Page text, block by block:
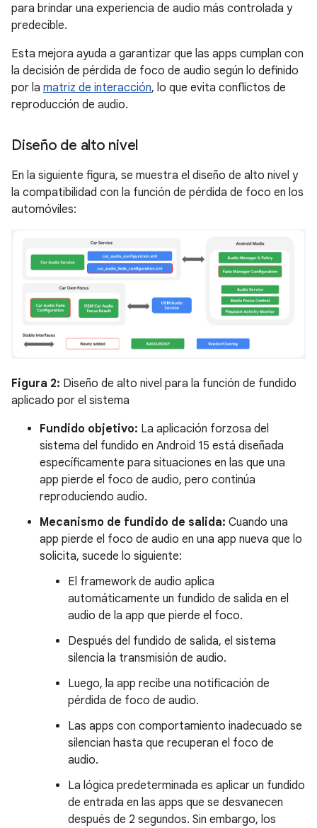
para brindar una experiencia de audio más controlada y
predecible.
Esta mejora ayuda a garantizar que las apps cumplan con
la decisión de pérdida de foco de audio según lo definido
por la matriz de interacción, lo que evita conflictos de
reproducción de audio.
Diseño de alto nivel
En la siguiente figura, se muestra el diseño de alto nivel y
la compatibilidad con la función de pérdida de foco en los
automóviles:
Figura 2: Diseño de alto nivel para la función de fundido
aplicado por el sistema
Fundido objetivo: La aplicación forzosa del
sistema del fundido en Android 15 está diseñada
específicamente para situaciones en las que una
app pierde el foco de audio, pero continúa
reproduciendo audio.
Mecanismo de fundido de salida: Cuando una
app pierde el foco de audio en una app nueva que lo
solicita, sucede lo siguiente:
El framework de audio aplica
automáticamente un fundido de salida en el
audio de la app que pierde el foco.
Después del fundido de salida, el sistema
silencia la transmisión de audio.
Luego, la app recibe una notificación de
pérdida de foco de audio.
Las apps con comportamiento inadecuado se
silencian hasta que recuperan el foco de
audio.
La lógica predeterminada es aplicar un fundido
de entrada en las apps que se desvanecen
después de 2 segundos. Sin embargo, los